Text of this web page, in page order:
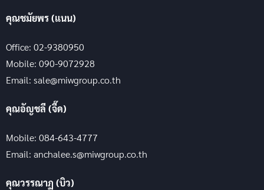
คุณชมัยพร (แนน)
Office: 02-9380950
Mobile: 090-9072928
Email: sale@miwgroup.co.th
คุณอัญชลี (จี๊ด)
Mobile: 084-643-4777
Email: anchalee.s@miwgroup.co.th
คุณวรรณาฏ (บิว)